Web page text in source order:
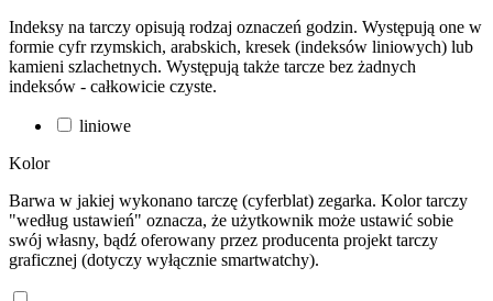
Indeksy na tarczy opisują rodzaj oznaczeń godzin. Występują one w
formie cyfr rzymskich, arabskich, kresek (indeksów liniowych) lub
kamieni szlachetnych. Występują także tarcze bez żadnych
indeksów - całkowicie czyste.
liniowe
Kolor
Barwa w jakiej wykonano tarczę (cyferblat) zegarka. Kolor tarczy
"według ustawień" oznacza, że użytkownik może ustawić sobie
swój własny, bądź oferowany przez producenta projekt tarczy
graficznej (dotyczy wyłącznie smartwatchy).